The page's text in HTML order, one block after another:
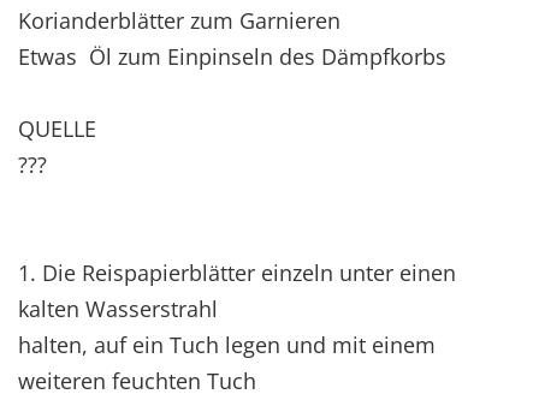
Korianderblätter zum Garnieren
Etwas Öl zum Einpinseln des Dämpfkorbs
QUELLE
???
1. Die Reispapierblätter einzeln unter einen
kalten Wasserstrahl
halten, auf ein Tuch legen und mit einem
weiteren feuchten Tuch